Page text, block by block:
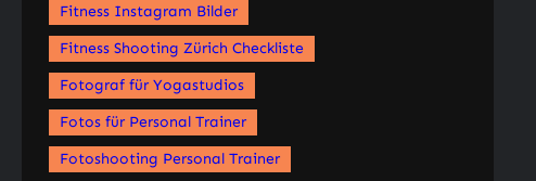
Fitness Instagram Bilder
Fitness Shooting Zürich Checkliste
Fotograf für Yogastudios
Fotos für Personal Trainer
Fotoshooting Personal Trainer